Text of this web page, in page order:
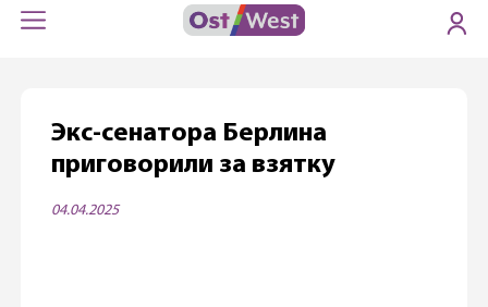
Экс-сенатора Берлина
приговорили за взятку
04.04.2025